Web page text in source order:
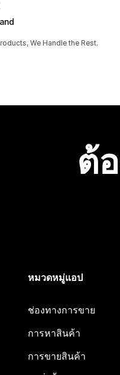
We Handle the Rest.
ต้
หมวดหมู่แอป
ช่องทางการขาย
การหาสินค้า
การขายสินค้า